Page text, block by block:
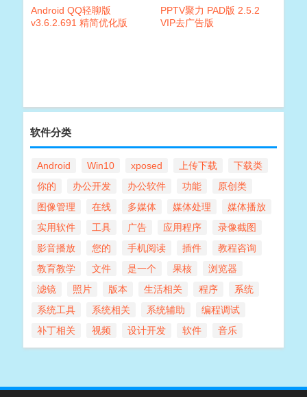
Android QQ轻聊版
v3.6.2.691 精简优化版
PPTV聚力 PAD版 2.5.2
VIP去广告版
软件分类
Android Win10 xposed 上传下载
下载类
你的
办公开发 办公软件 功能
原创类
图像管理
在线 多媒体 媒体处理
媒体播放
实用软件
工具 广告 应用程序
录像截图
影音播放
您的 手机阅读 插件
教程咨询
教育教学
文件 是一个 果核
浏览器
滤镜
照片 版本 生活相关 程序
系统
系统工具
系统相关 系统辅助
编程调试
补丁相关
视频 设计开发 软件 音乐